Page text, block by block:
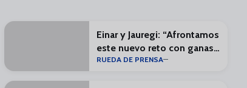
Einar y Jauregi: “Afrontamos
este nuevo reto con ganas
e ilusión”
RUEDA DE PRENSA